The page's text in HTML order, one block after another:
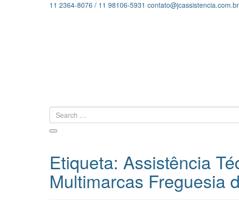
11 2364-8076 / 11 98106-5931 contato@jcassistencia.com.br
Etiqueta: Assistência
Multimarcas Freguesia